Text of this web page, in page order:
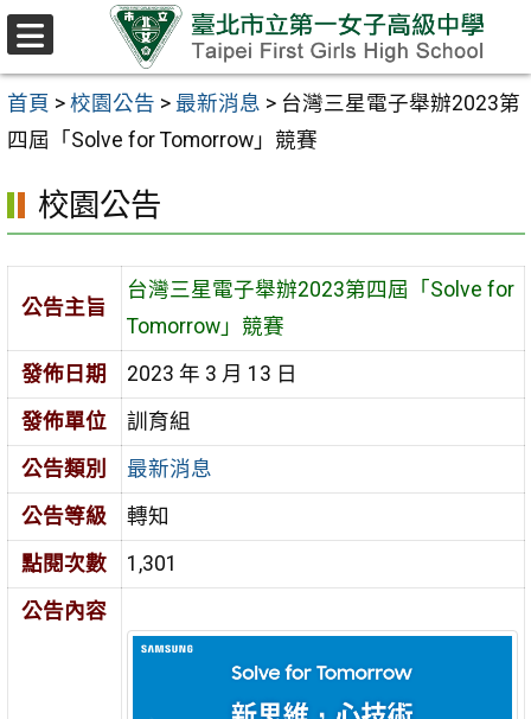
跳至主要內容區
首頁 > 校園公告 > 最新消息 > 台灣三星電子舉辦2023第
四屆「Solve for Tomorrow」競賽
校園公告
公告主旨
台灣三星電子舉辦2023第四屆「Solve for
Tomorrow」競賽
發佈日期
2023 年 3 月 13 日
發佈單位
訓育組
公告類別
最新消息
公告等級
轉知
點閱次數
1,301
公告內容
選
單